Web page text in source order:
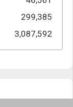
299,385
3,087,592